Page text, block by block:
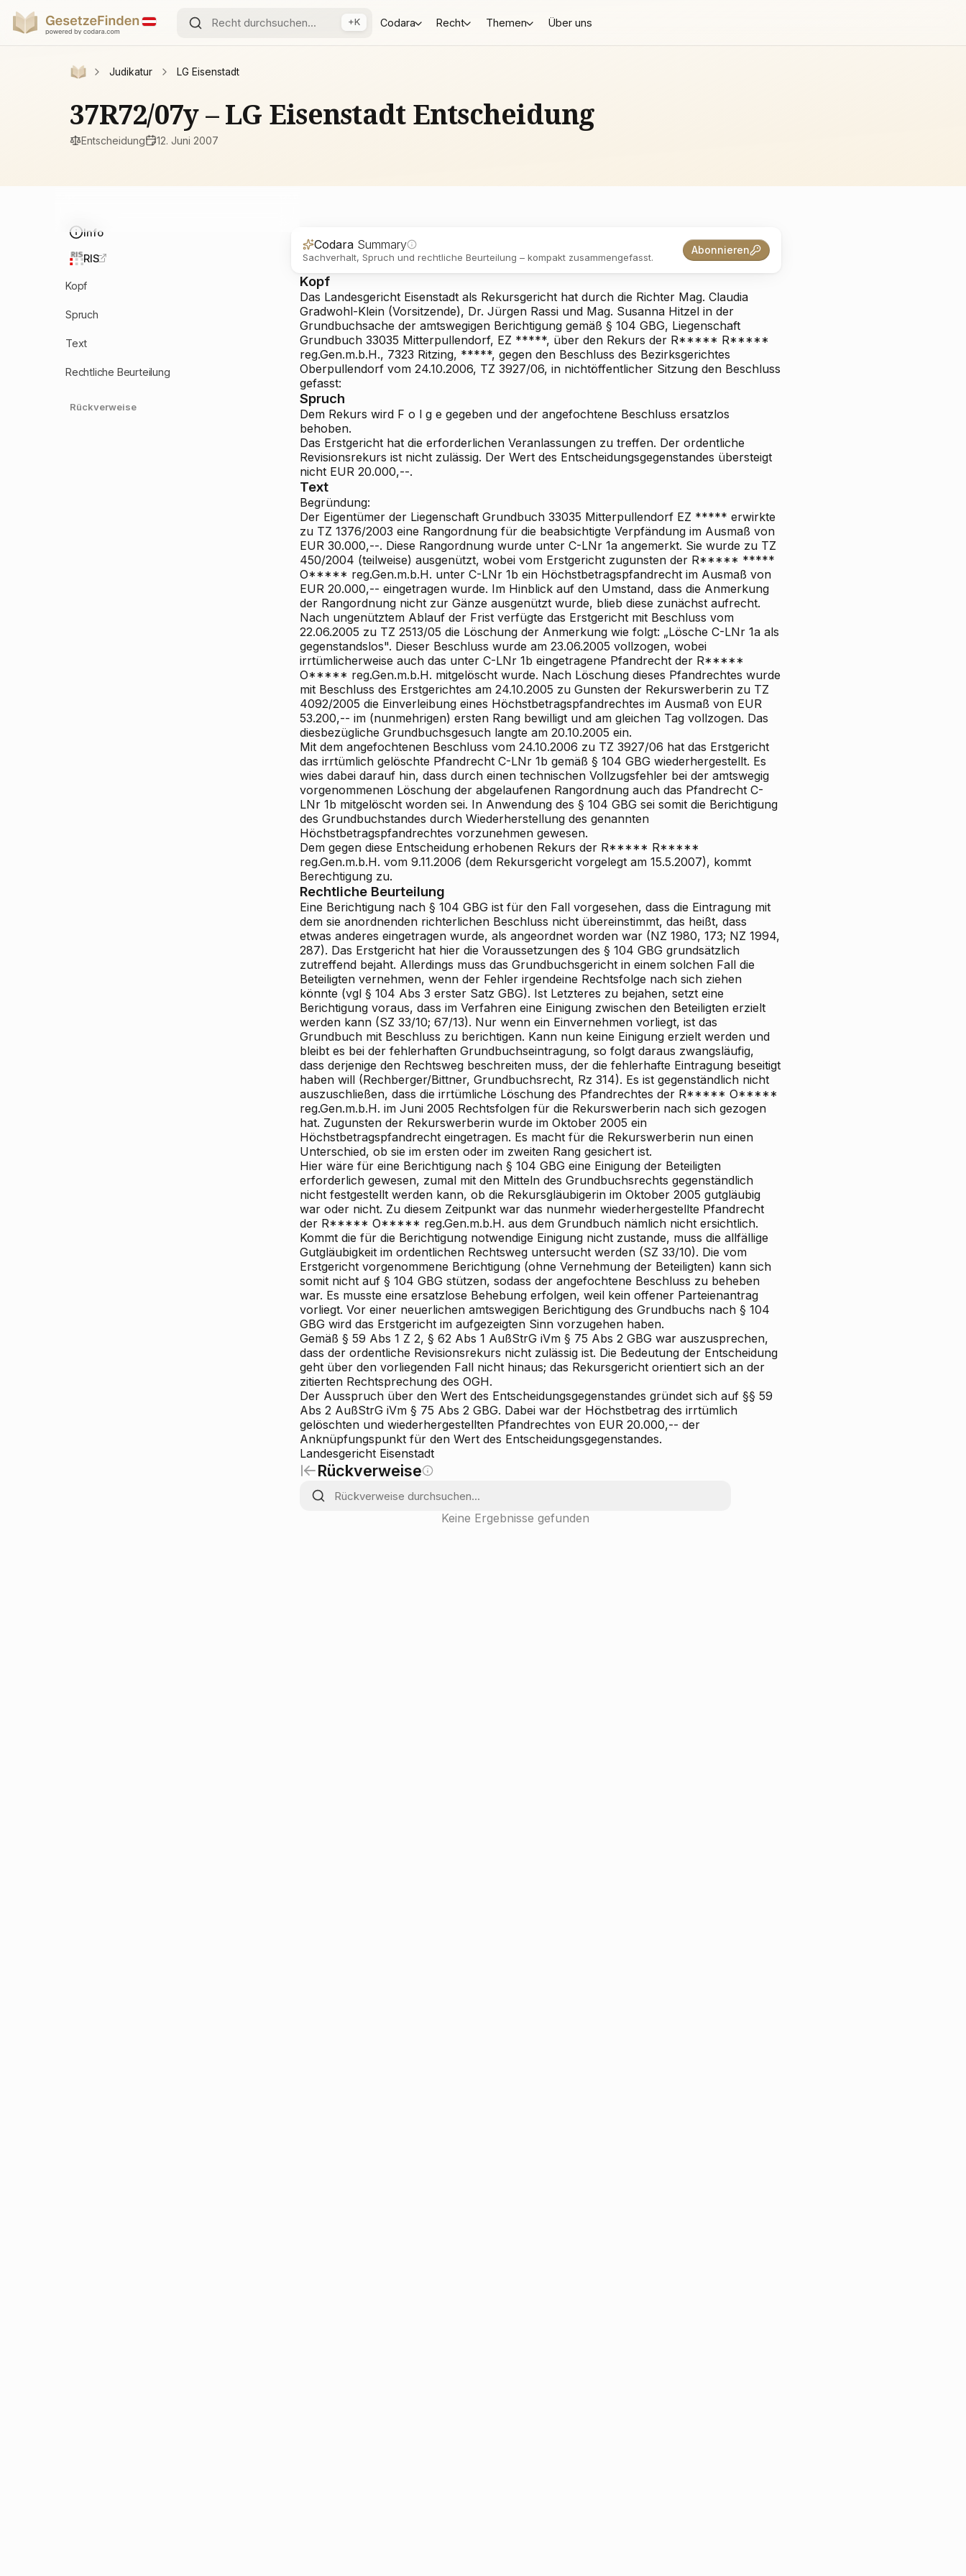
+K Codara Recht Themen Über uns
Judikatur LG Eisenstadt
37R72/07y – LG Eisenstadt Entscheidung
Entscheidung 12. Juni 2007
Info
RIS
Kopf
Spruch
Text
Rechtliche Beurteilung
Rückverweise
Codara Summary
Sachverhalt, Spruch und rechtliche Beurteilung – kompakt zusammengefasst.
Abonnieren
Kopf
Das Landesgericht Eisenstadt als Rekursgericht hat durch die Richter Mag. Claudia
Gradwohl-Klein (Vorsitzende), Dr. Jürgen Rassi und Mag. Susanna Hitzel in der
Grundbuchsache der amtswegigen Berichtigung gemäß § 104 GBG, Liegenschaft
Grundbuch 33035 Mitterpullendorf, EZ *****, über den Rekurs der R***** R*****
reg.Gen.m.b.H., 7323 Ritzing, *****, gegen den Beschluss des Bezirksgerichtes
Oberpullendorf vom 24.10.2006, TZ 3927/06, in nichtöffentlicher Sitzung den Beschluss
gefasst:
Spruch
Dem Rekurs wird F o l g e gegeben und der angefochtene Beschluss ersatzlos
behoben.
Das Erstgericht hat die erforderlichen Veranlassungen zu treffen. Der ordentliche
Revisionsrekurs ist nicht zulässig. Der Wert des Entscheidungsgegenstandes übersteigt
nicht EUR 20.000,--.
Text
Begründung:
Der Eigentümer der Liegenschaft Grundbuch 33035 Mitterpullendorf EZ ***** erwirkte
zu TZ 1376/2003 eine Rangordnung für die beabsichtigte Verpfändung im Ausmaß von
EUR 30.000,--. Diese Rangordnung wurde unter C-LNr 1a angemerkt. Sie wurde zu TZ
450/2004 (teilweise) ausgenützt, wobei vom Erstgericht zugunsten der R***** *****
O***** reg.Gen.m.b.H. unter C-LNr 1b ein Höchstbetragspfandrecht im Ausmaß von
EUR 20.000,-- eingetragen wurde. Im Hinblick auf den Umstand, dass die Anmerkung
der Rangordnung nicht zur Gänze ausgenützt wurde, blieb diese zunächst aufrecht.
Nach ungenütztem Ablauf der Frist verfügte das Erstgericht mit Beschluss vom
22.06.2005 zu TZ 2513/05 die Löschung der Anmerkung wie folgt: „Lösche C-LNr 1a als
gegenstandslos". Dieser Beschluss wurde am 23.06.2005 vollzogen, wobei
irrtümlicherweise auch das unter C-LNr 1b eingetragene Pfandrecht der R*****
O***** reg.Gen.m.b.H. mitgelöscht wurde. Nach Löschung dieses Pfandrechtes wurde
mit Beschluss des Erstgerichtes am 24.10.2005 zu Gunsten der Rekurswerberin zu TZ
4092/2005 die Einverleibung eines Höchstbetragspfandrechtes im Ausmaß von EUR
53.200,-- im (nunmehrigen) ersten Rang bewilligt und am gleichen Tag vollzogen. Das
diesbezügliche Grundbuchsgesuch langte am 20.10.2005 ein.
Mit dem angefochtenen Beschluss vom 24.10.2006 zu TZ 3927/06 hat das Erstgericht
das irrtümlich gelöschte Pfandrecht C-LNr 1b gemäß § 104 GBG wiederhergestellt. Es
wies dabei darauf hin, dass durch einen technischen Vollzugsfehler bei der amtswegig
vorgenommenen Löschung der abgelaufenen Rangordnung auch das Pfandrecht C-
LNr 1b mitgelöscht worden sei. In Anwendung des § 104 GBG sei somit die Berichtigung
des Grundbuchstandes durch Wiederherstellung des genannten
Höchstbetragspfandrechtes vorzunehmen gewesen.
Dem gegen diese Entscheidung erhobenen Rekurs der R***** R*****
reg.Gen.m.b.H. vom 9.11.2006 (dem Rekursgericht vorgelegt am 15.5.2007), kommt
Berechtigung zu.
Rechtliche Beurteilung
Eine Berichtigung nach § 104 GBG ist für den Fall vorgesehen, dass die Eintragung mit
dem sie anordnenden richterlichen Beschluss nicht übereinstimmt, das heißt, dass
etwas anderes eingetragen wurde, als angeordnet worden war (NZ 1980, 173; NZ 1994,
287). Das Erstgericht hat hier die Voraussetzungen des § 104 GBG grundsätzlich
zutreffend bejaht. Allerdings muss das Grundbuchsgericht in einem solchen Fall die
Beteiligten vernehmen, wenn der Fehler irgendeine Rechtsfolge nach sich ziehen
könnte (vgl § 104 Abs 3 erster Satz GBG). Ist Letzteres zu bejahen, setzt eine
Berichtigung voraus, dass im Verfahren eine Einigung zwischen den Beteiligten erzielt
werden kann (SZ 33/10; 67/13). Nur wenn ein Einvernehmen vorliegt, ist das
Grundbuch mit Beschluss zu berichtigen. Kann nun keine Einigung erzielt werden und
bleibt es bei der fehlerhaften Grundbuchseintragung, so folgt daraus zwangsläufig,
dass derjenige den Rechtsweg beschreiten muss, der die fehlerhafte Eintragung beseitigt
haben will (Rechberger/Bittner, Grundbuchsrecht, Rz 314). Es ist gegenständlich nicht
auszuschließen, dass die irrtümliche Löschung des Pfandrechtes der R***** O*****
reg.Gen.m.b.H. im Juni 2005 Rechtsfolgen für die Rekurswerberin nach sich gezogen
hat. Zugunsten der Rekurswerberin wurde im Oktober 2005 ein
Höchstbetragspfandrecht eingetragen. Es macht für die Rekurswerberin nun einen
Unterschied, ob sie im ersten oder im zweiten Rang gesichert ist.
Hier wäre für eine Berichtigung nach § 104 GBG eine Einigung der Beteiligten
erforderlich gewesen, zumal mit den Mitteln des Grundbuchsrechts gegenständlich
nicht festgestellt werden kann, ob die Rekursgläubigerin im Oktober 2005 gutgläubig
war oder nicht. Zu diesem Zeitpunkt war das nunmehr wiederhergestellte Pfandrecht
der R***** O***** reg.Gen.m.b.H. aus dem Grundbuch nämlich nicht ersichtlich.
Kommt die für die Berichtigung notwendige Einigung nicht zustande, muss die allfällige
Gutgläubigkeit im ordentlichen Rechtsweg untersucht werden (SZ 33/10). Die vom
Erstgericht vorgenommene Berichtigung (ohne Vernehmung der Beteiligten) kann sich
somit nicht auf § 104 GBG stützen, sodass der angefochtene Beschluss zu beheben
war. Es musste eine ersatzlose Behebung erfolgen, weil kein offener Parteienantrag
vorliegt. Vor einer neuerlichen amtswegigen Berichtigung des Grundbuchs nach § 104
GBG wird das Erstgericht im aufgezeigten Sinn vorzugehen haben.
Gemäß § 59 Abs 1 Z 2, § 62 Abs 1 AußStrG iVm § 75 Abs 2 GBG war auszusprechen,
dass der ordentliche Revisionsrekurs nicht zulässig ist. Die Bedeutung der Entscheidung
geht über den vorliegenden Fall nicht hinaus; das Rekursgericht orientiert sich an der
zitierten Rechtsprechung des OGH.
Der Ausspruch über den Wert des Entscheidungsgegenstandes gründet sich auf §§ 59
Abs 2 AußStrG iVm § 75 Abs 2 GBG. Dabei war der Höchstbetrag des irrtümlich
gelöschten und wiederhergestellten Pfandrechtes von EUR 20.000,-- der
Anknüpfungspunkt für den Wert des Entscheidungsgegenstandes.
Landesgericht Eisenstadt
Rückverweise
Keine Ergebnisse gefunden